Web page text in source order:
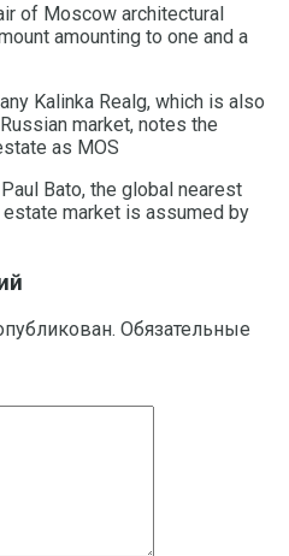
of Moscow architectural
amounting to one and a
Kalinka Realg, which is also
market, notes the
as MOS
Bato, the global nearest
market is assumed by
Обязательные